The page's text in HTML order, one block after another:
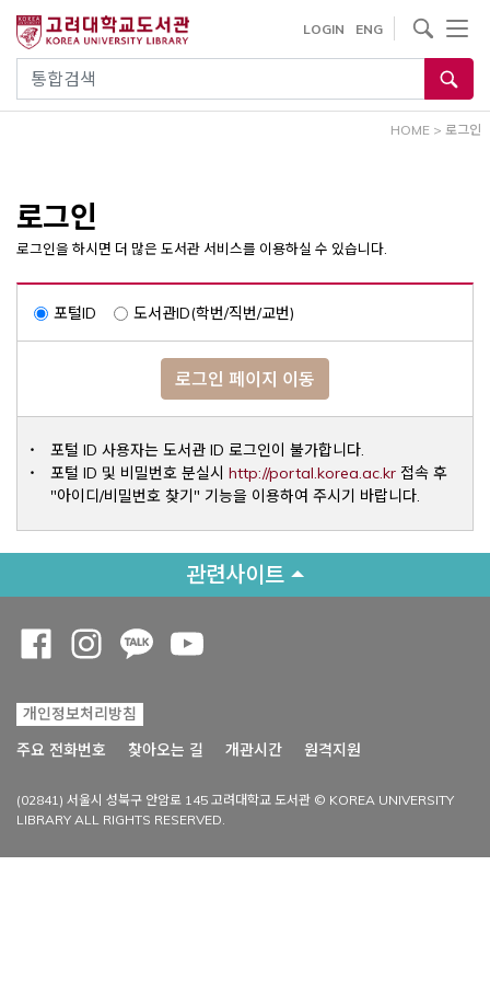
건
통합검색
LOGIN ENG
사이트내 검색
HOME > 로그인
로그인
로그인을 하시면 더 많은 도서관 서비스를 이용하실 수 있습니다.
포털ID 도서관ID(학번/직번/교번)
로그인 페이지 이동
포털 ID 사용자는 도서관 ID 로그인이 불가합니다.
포털 ID 및 비밀번호 분실시 http://portal.korea.ac.krOpens a
접속 후
"아이디/비밀번호 찾기" 기능을 이용하여 주시기 바랍니다.
관련사이트
개인정보처리방침
주요 전화번호
찾아오는 길 개관시간 원격지원
(02841) 서울시 성북구 안암로 145 고려대학교 도서관 © KOREA UNIVERSITY
LIBRARY ALL RIGHTS RESERVED.
Opens a new window
Opens a new window
Opens a new window